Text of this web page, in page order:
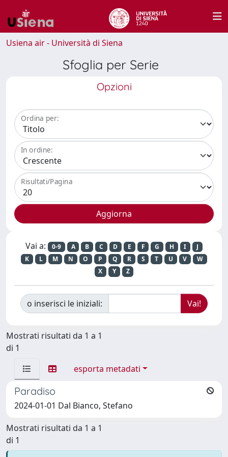
Usiena air - Università di Siena
Sfoglia per Serie
Opzioni
Ordina per:
In ordine:
Risultati/Pagina
Vai a: 0-9 A B C D E F G H I
J
K
L M N O P Q R S T U V
W
X
Y Z
o inserisci le iniziali:
Mostrati risultati da 1 a 1
di 1
esporta metadati
Paradiso
2024-01-01 Dal Bianco, Stefano
Mostrati risultati da 1 a 1
di 1